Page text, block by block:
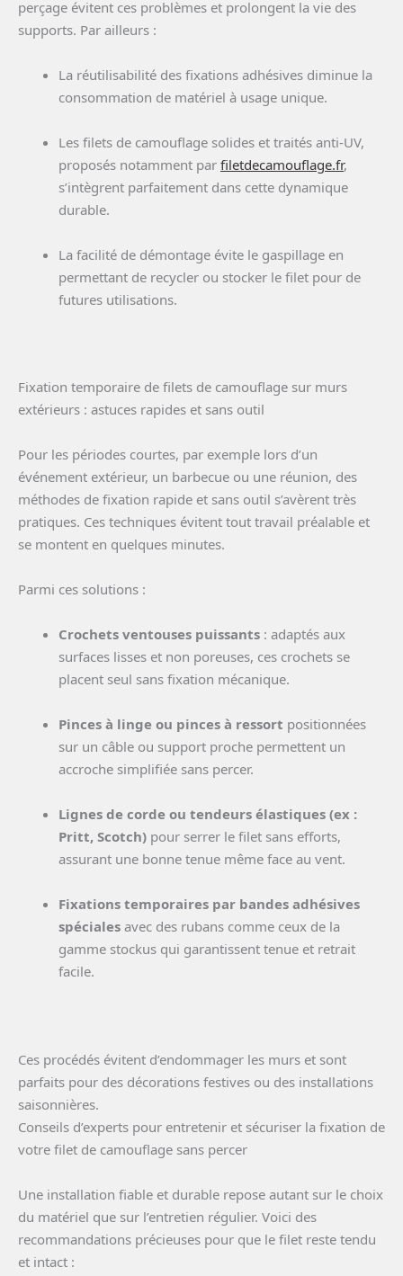
perçage évitent ces problèmes et prolongent la vie des
supports. Par ailleurs :
La réutilisabilité des fixations adhésives diminue la
consommation de matériel à usage unique.
Les filets de camouflage solides et traités anti-UV,
proposés notamment par filetdecamouflage.fr,
s’intègrent parfaitement dans cette dynamique
durable.
La facilité de démontage évite le gaspillage en
permettant de recycler ou stocker le filet pour de
futures utilisations.
Fixation temporaire de filets de camouflage sur murs
extérieurs : astuces rapides et sans outil
Pour les périodes courtes, par exemple lors d’un
événement extérieur, un barbecue ou une réunion, des
méthodes de fixation rapide et sans outil s’avèrent très
pratiques. Ces techniques évitent tout travail préalable et
se montent en quelques minutes.
Parmi ces solutions :
Crochets ventouses puissants : adaptés aux
surfaces lisses et non poreuses, ces crochets se
placent seul sans fixation mécanique.
Pinces à linge ou pinces à ressort positionnées
sur un câble ou support proche permettent un
accroche simplifiée sans percer.
Lignes de corde ou tendeurs élastiques (ex :
Pritt, Scotch) pour serrer le filet sans efforts,
assurant une bonne tenue même face au vent.
Fixations temporaires par bandes adhésives
spéciales avec des rubans comme ceux de la
gamme stockus qui garantissent tenue et retrait
facile.
Ces procédés évitent d’endommager les murs et sont
parfaits pour des décorations festives ou des installations
saisonnières.
Conseils d’experts pour entretenir et sécuriser la fixation de
votre filet de camouflage sans percer
Une installation fiable et durable repose autant sur le choix
du matériel que sur l’entretien régulier. Voici des
recommandations précieuses pour que le filet reste tendu
et intact :